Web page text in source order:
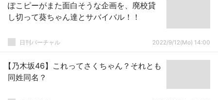
ぽこピーがまた面白そうな企画を、廃校貸
し切って葵ちゃん達とサバイバル！！
日刊バーチャル 2022/9/12(Mo) 14:00
【乃木坂46】これってさくちゃん？それとも
同姓同名？